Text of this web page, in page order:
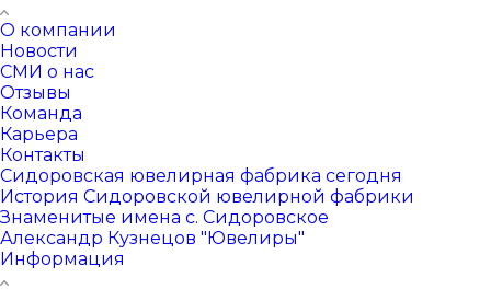
О компании
Новости
СМИ о нас
Отзывы
Команда
Карьера
Контакты
Сидоровская ювелирная фабрика сегодня
История Сидоровской ювелирной фабрики
Знаменитые имена с. Сидоровское
Александр Кузнецов "Ювелиры"
Информация